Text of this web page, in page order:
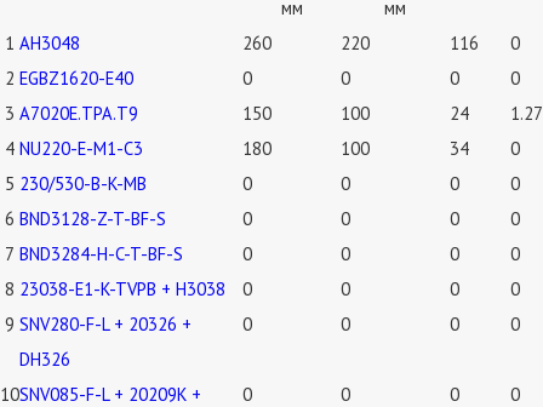
мм
мм
1 AH3048 260 220 116
0
2 EGBZ1620-E40 0 0 0
0
3 A7020E.TPA.T9 150 100 24
1.27
4 NU220-E-M1-C3 180 100 34
0
5 230/530-B-K-MB 0 0 0
0
6 BND3128-Z-T-BF-S 0 0 0
0
7 BND3284-H-C-T-BF-S 0 0 0
0
8 23038-E1-K-TVPB + H3038 0 0 0
0
9 SNV280-F-L + 20326 +
DH326
0 0 0 0
10SNV085-F-L + 20209K +
0 0 0 0